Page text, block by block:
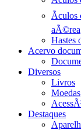
aÃ©rea
Hastes
Acervo
Diversos
Livros
Moedas
Destaques